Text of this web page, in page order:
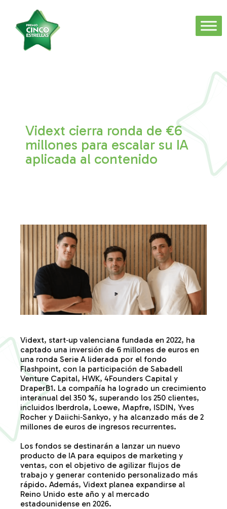
Vidext cierra ronda de €6
millones para escalar su IA
aplicada al contenido
Vidext, start‑up valenciana fundada en 2022, ha
captado una inversión de 6 millones de euros en
una ronda Serie A liderada por el fondo
Flashpoint, con la participación de Sabadell
Venture Capital, HWK, 4Founders Capital y
DraperB1. La compañía ha logrado un crecimiento
interanual del 350 %, superando los 250 clientes,
incluidos Iberdrola, Loewe, Mapfre, ISDIN, Yves
Rocher y Daiichi‑Sankyo, y ha alcanzado más de 2
millones de euros de ingresos recurrentes.
Los fondos se destinarán a lanzar un nuevo
producto de IA para equipos de marketing y
ventas, con el objetivo de agilizar flujos de
trabajo y generar contenido personalizado más
rápido. Además, Vidext planea expandirse al
Reino Unido este año y al mercado
estadounidense en 2026.